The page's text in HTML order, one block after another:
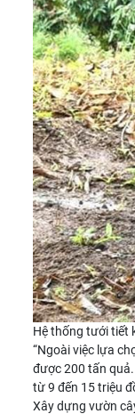
Hệ thống tưới tiết
“Ngoài việc lựa
được 200 tấn
từ 9 đến 15 triệu
Xây dựng vườn